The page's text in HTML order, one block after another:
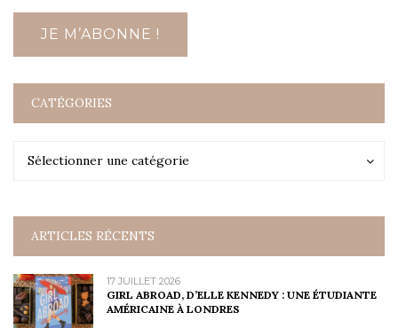
CATÉGORIES
Sélectionner une catégorie
ARTICLES RÉCENTS
17 JUILLET 2026
GIRL ABROAD, D’ELLE KENNEDY : UNE ÉTUDIANTE
AMÉRICAINE À LONDRES